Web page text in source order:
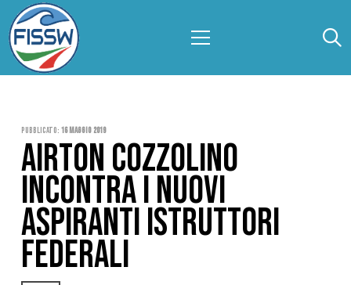
Pubblicato: 16 Maggio 2019
AIRTON COZZOLINO
INCONTRA I NUOVI
ASPIRANTI ISTRUTTORI
FEDERALI